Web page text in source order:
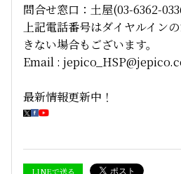
問合せ窓口：土屋(03-6362-
上記電話番号はダイヤルイン
きない場合もございます。
Email :
最新情報更新中！
LINEで送る